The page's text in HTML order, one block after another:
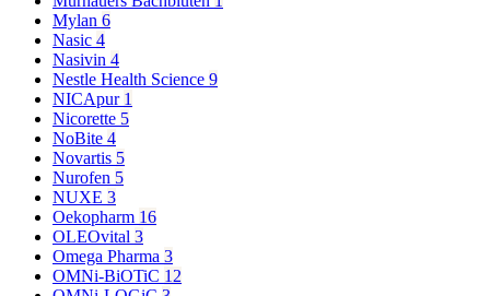
Mylan 6
Nasic 4
Nasivin 4
Nestle Health Science 9
NICApur 1
Nicorette 5
NoBite 4
Novartis 5
Nurofen 5
NUXE 3
Oekopharm 16
OLEOvital 3
Omega Pharma 3
OMNi-BiOTiC 12